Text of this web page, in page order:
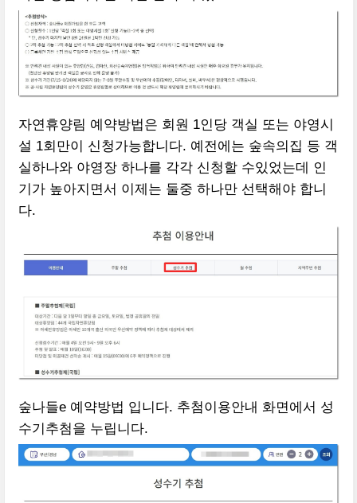
자연휴양림 예약방법은 회원 1인당 객실 또는 야영시
설 1회만이 신청가능합니다. 예전에는 숲속의집 등 객
실하나와 야영장 하나를 각각 신청할 수있었는데 인
기가 높아지면서 이제는 둘중 하나만 선택해야 합니
다.
숲나들e 예약방법 입니다. 추첨이용안내 화면에서 성
수기추첨을 누립니다.